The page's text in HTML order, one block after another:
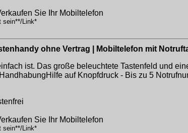
Sie Ihr Mobiltelefon
sein**/Link*
ohne Vertrag | Mobiltelefon mit
ist. Das große beleuchtete Tastenfeld und
auf Knopfdruck - Bis zu 5
Sie Ihr Mobiltelefon
sein**/Link*